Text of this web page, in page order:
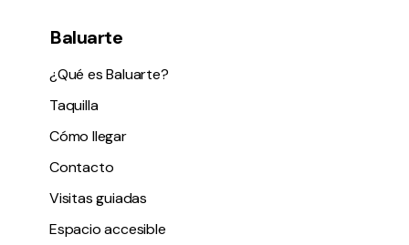
Baluarte
¿Qué es Baluarte?
Taquilla
Cómo llegar
Contacto
Visitas guiadas
Espacio accesible